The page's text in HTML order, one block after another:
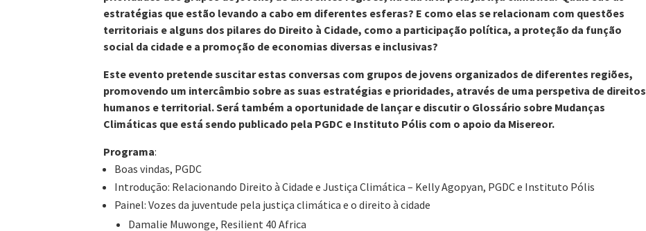
estratégias que estão levando a cabo em diferentes esferas? E como elas se relacionam com questões
territoriais e alguns dos pilares do Direito à Cidade, como a participação política, a proteção da função
social da cidade e a promoção de economias diversas e inclusivas?
Este evento pretende suscitar estas conversas com grupos de jovens organizados de diferentes regiões,
promovendo um intercâmbio sobre as suas estratégias e prioridades, através de uma perspetiva de direitos
humanos e territorial. Será também a oportunidade de lançar e discutir o Glossário sobre Mudanças
Climáticas que está sendo publicado pela PGDC e Instituto Pólis com o apoio da Misereor.
Programa:
Boas vindas, PGDC
Introdução: Relacionando Direito à Cidade e Justiça Climática – Kelly Agopyan, PGDC e Instituto Pólis
Painel: Vozes da juventude pela justiça climática e o direito à cidade
Damalie Muwonge, Resilient 40 Africa